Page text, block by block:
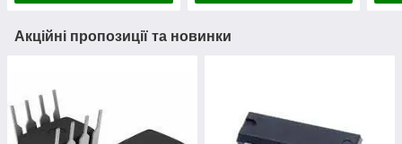
Акційні пропозиції та новинки